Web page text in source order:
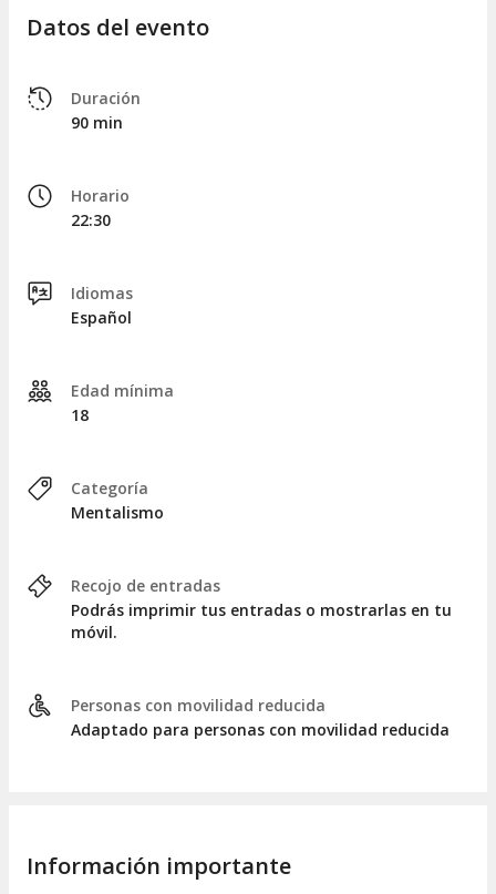
Datos del evento
Duración
90 min
Horario
22:30
Idiomas
Español
Edad mínima
18
Categoría
Mentalismo
Recojo de entradas
Podrás imprimir tus entradas o mostrarlas en tu
móvil.
Personas con movilidad reducida
Adaptado para personas con movilidad reducida
Información importante